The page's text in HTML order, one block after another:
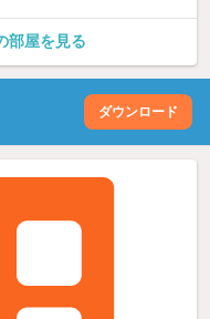
部屋を見る
ダウンロード